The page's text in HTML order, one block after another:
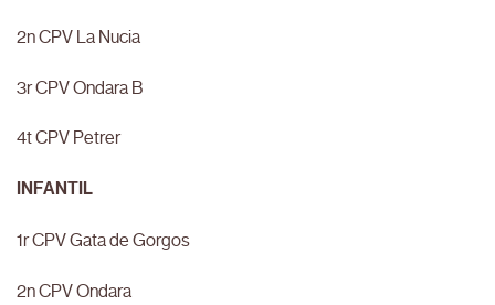
2n CPV La Nucia
3r CPV Ondara B
4t CPV Petrer
INFANTIL
1r CPV Gata de Gorgos
2n CPV Ondara